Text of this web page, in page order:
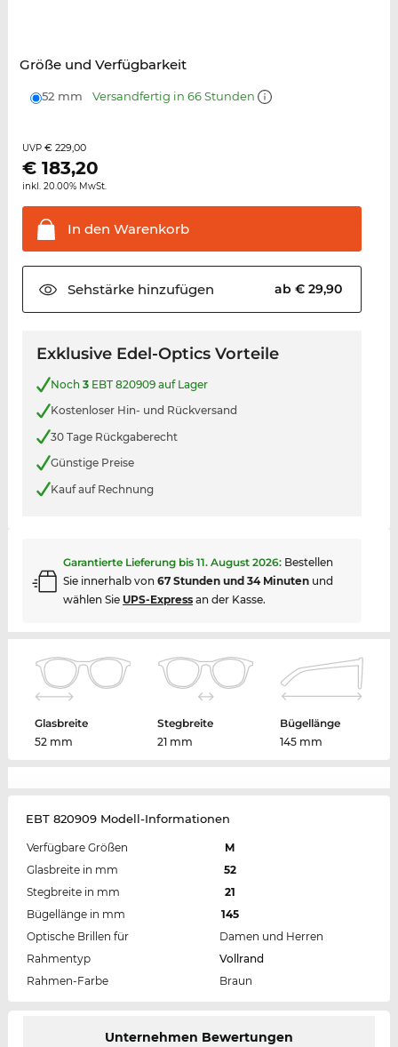
Größe und Verfügbarkeit
52 mm Versandfertig in 66 Stunden
UVP € 229,00
€ 183,20
inkl. 20.00% MwSt.
In den Warenkorb
Sehstärkehinzufügen ab € 29,90
Exklusive Edel-Optics Vorteile
Noch 3EBT 820909 auf Lager
Kostenloser Hin- und Rückversand
30 Tage Rückgaberecht
Günstige Preise
Kauf auf Rechnung
Garantierte Lieferung bis 11. August 2026: Bestellen
Sie innerhalb von 67 Stunden und 34 Minutenund
wählen Sie UPS-Expressan der Kasse.
Glasbreite
52 mm
Stegbreite
21 mm
Bügellänge
145 mm
EBT 820909 Modell-Informationen
Verfügbare Größen
M
Glasbreite in mm
52
Stegbreite in mm
21
Bügellänge in mm
145
Optische Brillen für
Damen und Herren
Rahmentyp
Vollrand
Rahmen-Farbe
Braun
Unternehmen Bewertungen